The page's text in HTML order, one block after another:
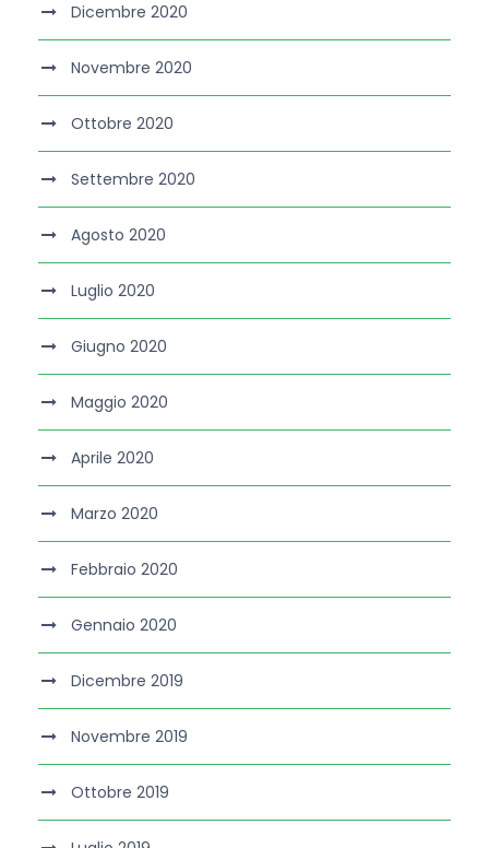
Dicembre 2020
Novembre 2020
Ottobre 2020
Settembre 2020
Agosto 2020
Luglio 2020
Giugno 2020
Maggio 2020
Aprile 2020
Marzo 2020
Febbraio 2020
Gennaio 2020
Dicembre 2019
Novembre 2019
Ottobre 2019